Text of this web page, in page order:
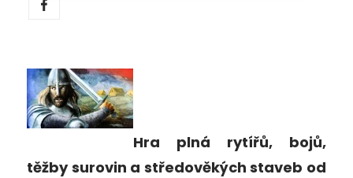
Hra plná rytířů, bojů,
těžby surovin a středověkých staveb od